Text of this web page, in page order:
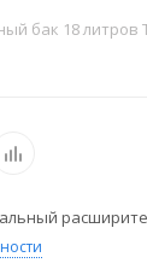
бак 18 литров